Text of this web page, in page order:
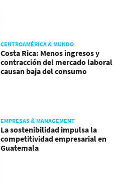
CENTROAMÉRICA & MUNDO
Costa Rica: Menos ingresos y
contracción del mercado laboral
causan baja del consumo
EMPRESAS & MANAGEMENT
La sostenibilidad impulsa la
competitividad empresarial en
Guatemala